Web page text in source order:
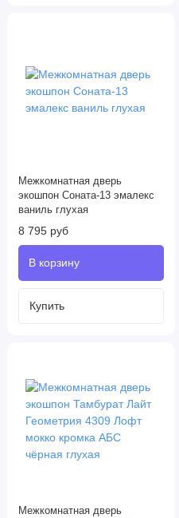
Межкомнатная дверь
экошпон Соната-13 эмалекс
ваниль глухая
8 795 руб
Межкомнатная дверь